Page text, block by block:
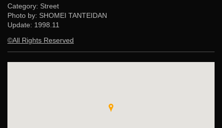
Category: Street
Photo by: SHOMEI TANTEIDAN
Update: 1998.11
©All Rights Reserved